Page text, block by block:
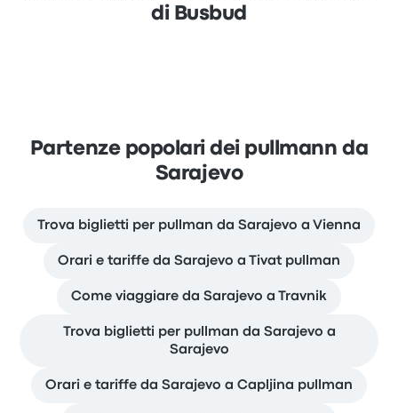
di Busbud
Partenze popolari dei pullmann da
Sarajevo
Trova biglietti per pullman da Sarajevo a Vienna
Orari e tariffe da Sarajevo a Tivat pullman
Come viaggiare da Sarajevo a Travnik
Trova biglietti per pullman da Sarajevo a
Sarajevo
Orari e tariffe da Sarajevo a Capljina pullman